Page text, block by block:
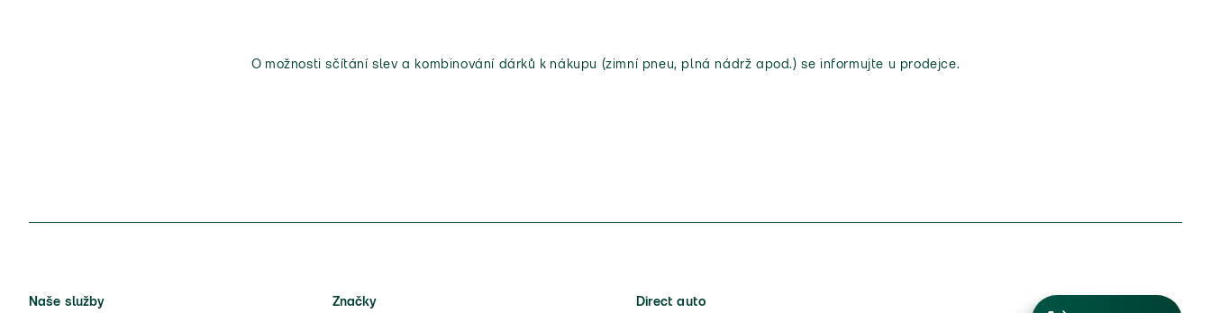
O možnosti sčítání slev a kombinování dárků k nákupu (zimní pneu, plná nádrž apod.) se informujte u prodejce.
Naše služby Značky Direct auto